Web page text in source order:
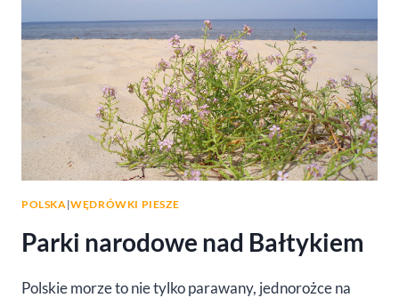
POLSKA |WĘDRÓWKI PIESZE
Parki narodowe nad Bałtykiem
Polskie morze to nie tylko parawany, jednorożce na